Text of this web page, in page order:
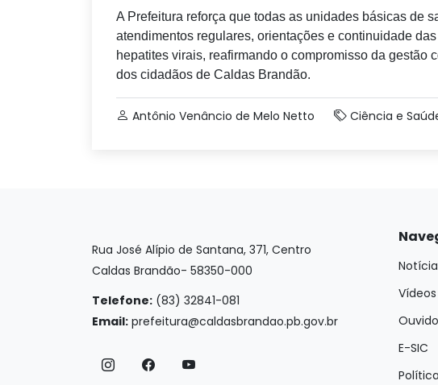
A Prefeitura reforça que todas as unidades básicas de
atendimentos regulares, orientações e continuidade
hepatites virais, reafirmando o compromisso da gestão
dos cidadãos de Caldas Brandão.
Antônio Venâncio de Melo Netto Ciência e
Rua José Alípio de Santana, 371, Centro
Caldas Brandão- 58350-000
Telefone: (83) 32841-081
Email: prefeitura@caldasbrandao.pb.gov.br
Vídeos
E-SIC